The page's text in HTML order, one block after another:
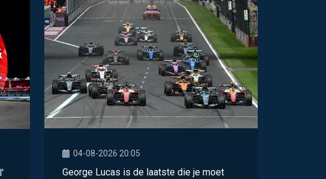
04-08-2026 20:05
George Lucas is de laatste die je moet